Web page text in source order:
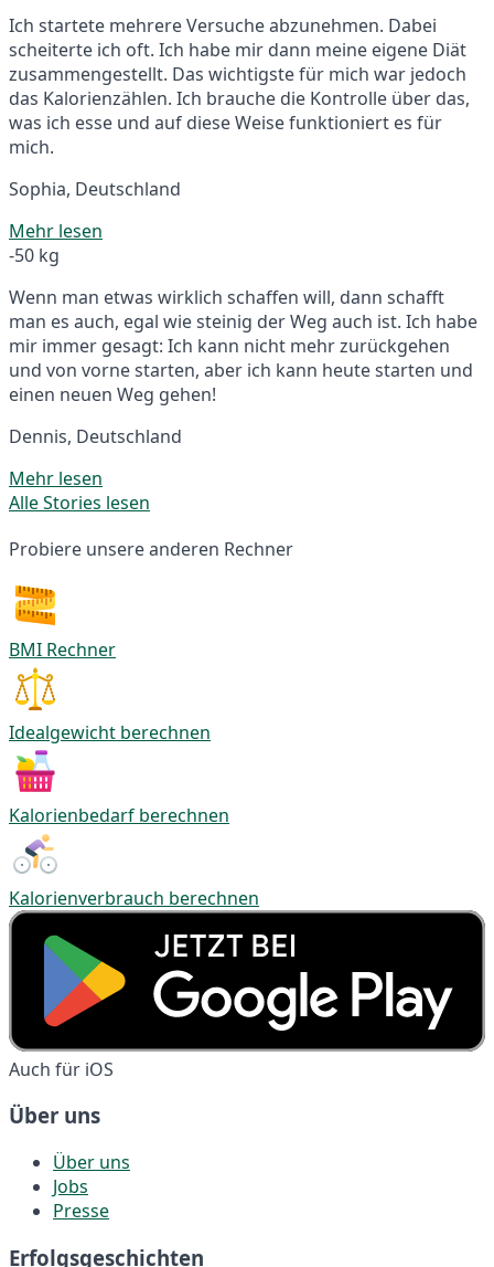
Ich startete mehrere Versuche abzunehmen. Dabei
scheiterte ich oft. Ich habe mir dann meine eigene Diät
zusammengestellt. Das wichtigste für mich war jedoch
das Kalorienzählen. Ich brauche die Kontrolle über das,
was ich esse und auf diese Weise funktioniert es für
mich.
Sophia, Deutschland
Mehr lesen
-50 kg
Wenn man etwas wirklich schaffen will, dann schafft
man es auch, egal wie steinig der Weg auch ist. Ich habe
mir immer gesagt: Ich kann nicht mehr zurückgehen
und von vorne starten, aber ich kann heute starten und
einen neuen Weg gehen!
Dennis, Deutschland
Mehr lesen
Alle Stories lesen
Probiere unsere anderen Rechner
BMI Rechner
Idealgewicht berechnen
Kalorienbedarf berechnen
Kalorienverbrauch berechnen
Auch für iOS
Über uns
Über uns
Jobs
Presse
Erfolgsgeschichten